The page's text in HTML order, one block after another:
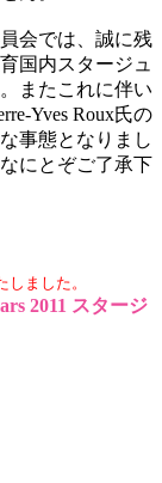
会では、誠に残
国内スタージュ
またこれに伴い
Yves Roux氏の
事態となりまし
にとぞご了承下
ました。
2011 スタージ